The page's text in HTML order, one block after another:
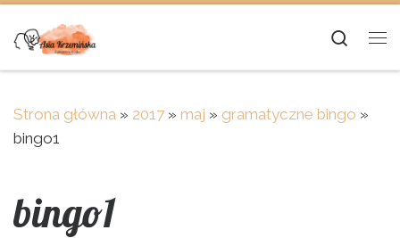
Skip to content
Strona główna » 2017 » maj » gramatyczne bingo »
bingo1
bingo1